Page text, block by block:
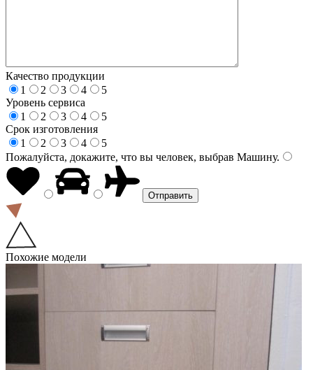
Качество продукции
1
2 3 4
5
Уровень сервиса
1
2 3 4
5
Срок изготовления
1
2 3 4
5
Пожалуйста, докажите, что вы человек, выбрав Машину.
Похожие модели